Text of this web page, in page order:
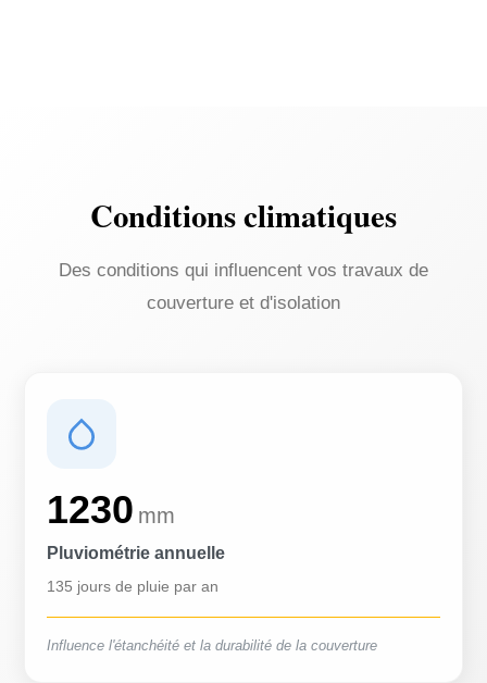
Conditions climatiques
Des conditions qui influencent vos travaux de
couverture et d'isolation
1230 mm
Pluviométrie annuelle
135 jours de pluie par an
Influence l'étanchéité et la durabilité de la couverture